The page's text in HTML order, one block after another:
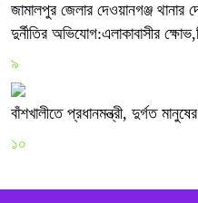
জামালপুর জেলার দেওয়ানগঞ্জ থানার
দুর্নীতির অভিযোগ:এলাকাবাসীর
৯
বাঁশখালীতে প্রধানমন্ত্রী, দুর্গত
১০